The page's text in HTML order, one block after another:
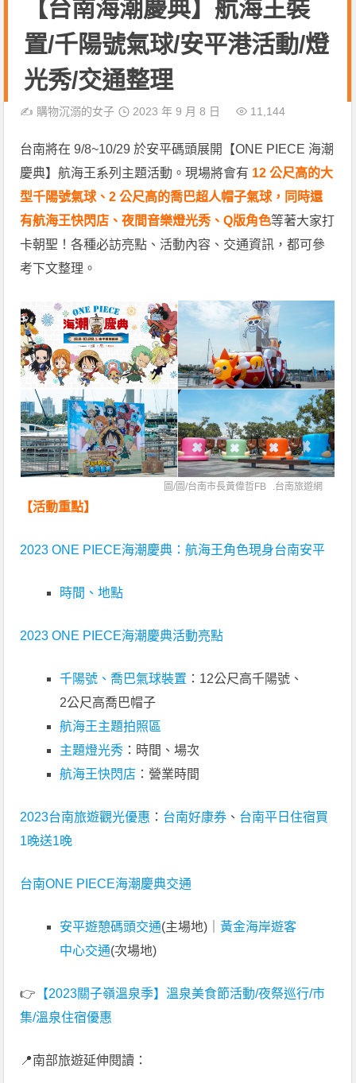
【台南海潮慶典】航海王裝
置/千陽號氣球/安平港活動/燈
光秀/交通整理
✍️ 購物沉溺的女子 2023 年 9 月 8 日 11,144
台南將在 9/8~10/29 於安平碼頭展開【ONE PIECE 海潮
慶典】航海王系列主題活動。現場將會有 12 公尺高的大
型千陽號氣球、2 公尺高的喬巴超人帽子氣球，同時還
有航海王快閃店、夜間音樂燈光秀、Q版角色等著大家打
卡朝聖！各種必訪亮點、活動內容、交通資訊，都可參
考下文整理。
圖/圖/台南市長黃偉哲FB 台南旅遊網
【活動重點】
2023 ONE PIECE海潮慶典：航海王角色現身台南安平
時間、地點
2023 ONE PIECE海潮慶典活動亮點
千陽號、喬巴氣球裝置 ：12公尺高千陽號、
2公尺高喬巴帽子
航海王主題拍照區
主題燈光秀 ：時間、場次
航海王快閃店 ：營業時間
2023台南旅遊觀光優惠 ： 台南好康券 、 台南平日住宿買
1晚送1晚
台南ONE PIECE海潮慶典交通
安平遊憩碼頭交通(主場地)｜黃金海岸遊客
中心交通(次場地)
👉 【2023關子嶺溫泉季】溫泉美食節活動/夜祭巡行/市
集/溫泉住宿優惠
📍南部旅遊延伸閱讀：